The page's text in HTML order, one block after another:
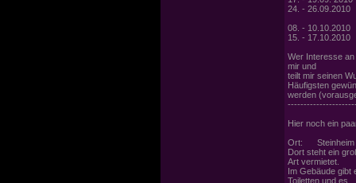
24. - 26.09.2010
08. - 10.10.2010
15. - 17.10.2010
Wer Interesse
mir und
teilt mir seinen
Häufigsten
werden
Hier noch ein
Ort: Steinheim
Dort steht ein
Art vermietet.
Im Gebäude gibt
Toiletten und es